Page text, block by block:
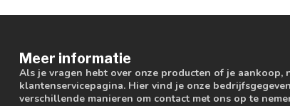
Meer informatie
Als je vragen hebt over onze producten of je aankoop,
klantenservicepagina. Hier vind je onze
verschillende manieren om contact met ons op te